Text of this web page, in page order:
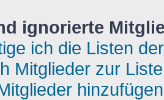
ignorierte
ich die Listen
Mitglieder zur